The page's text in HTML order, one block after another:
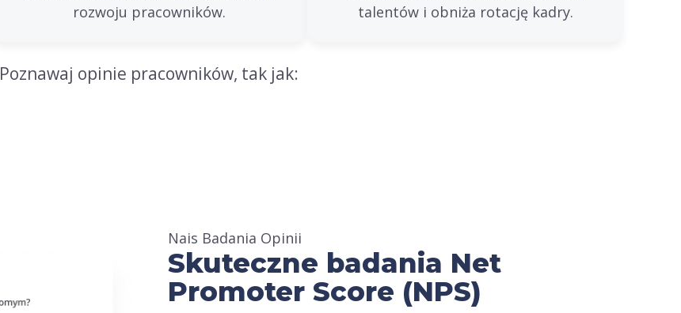
rozwoju pracowników.
talentów i obniża rotację kadry.
Poznawaj opinie pracowników, tak jak:
Nais Badania Opinii
Skuteczne badania Net
Promoter Score (NPS)